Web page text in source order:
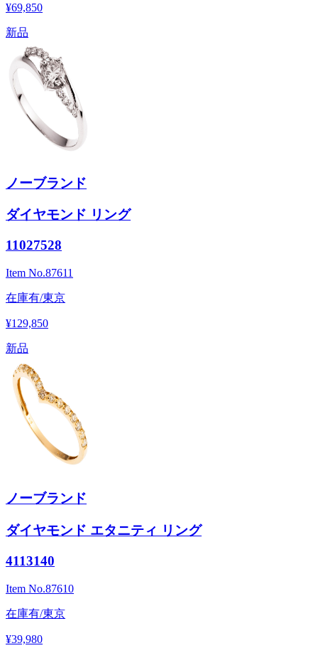
¥69,850
新品
ノーブランド
ダイヤモンド リング
11027528
Item No.87611
在庫有/東京
¥129,850
新品
ノーブランド
ダイヤモンド エタニティ リング
4113140
Item No.87610
在庫有/東京
¥39,980